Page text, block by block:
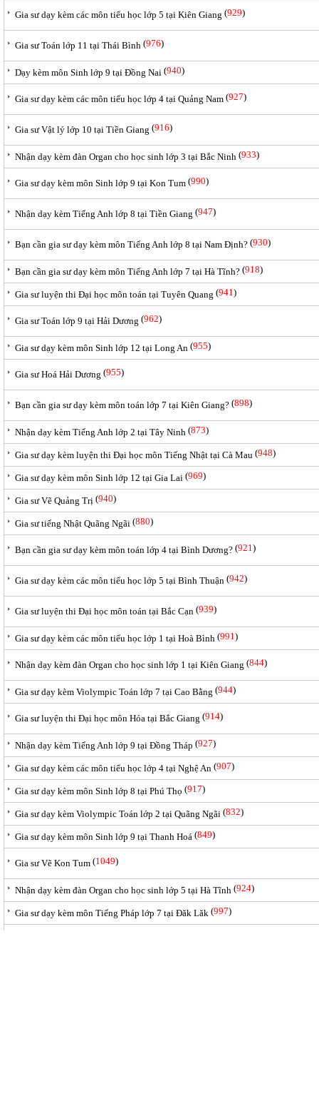
Gia sư dạy kèm các môn tiểu học lớp 5 tại Kiên Giang (929)
Gia sư Toán lớp 11 tại Thái Bình (976)
Dạy kèm môn Sinh lớp 9 tại Đồng Nai (940)
Gia sư dạy kèm các môn tiểu học lớp 4 tại Quảng Nam (927)
Gia sư Vật lý lớp 10 tại Tiền Giang (916)
Nhận dạy kèm đàn Organ cho học sinh lớp 3 tại Bắc Ninh (933)
Gia sư dạy kèm môn Sinh lớp 9 tại Kon Tum (990)
Nhận dạy kèm Tiếng Anh lớp 8 tại Tiền Giang (947)
Bạn cần gia sư dạy kèm môn Tiếng Anh lớp 8 tại Nam Định? (930)
Bạn cần gia sư dạy kèm môn Tiếng Anh lớp 7 tại Hà Tĩnh? (918)
Gia sư luyện thi Đại học môn toán tại Tuyên Quang (941)
Gia sư Toán lớp 9 tại Hải Dương (962)
Gia sư dạy kèm môn Sinh lớp 12 tại Long An (955)
Gia sư Hoá Hải Dương (955)
Bạn cần gia sư dạy kèm môn toán lớp 7 tại Kiên Giang? (898)
Nhận dạy kèm Tiếng Anh lớp 2 tại Tây Ninh (873)
Gia sư dạy kèm luyện thi Đại học môn Tiếng Nhật tại Cà Mau (948)
Gia sư dạy kèm môn Sinh lớp 12 tại Gia Lai (969)
Gia sư Vẽ Quảng Trị (940)
Gia sư tiếng Nhật Quãng Ngãi (880)
Bạn cần gia sư dạy kèm môn toán lớp 4 tại Bình Dương? (921)
Gia sư dạy kèm các môn tiểu học lớp 5 tại Bình Thuận (942)
Gia sư luyện thi Đại học môn toán tại Bắc Cạn (939)
Gia sư dạy kèm các môn tiểu học lớp 1 tại Hoà Bình (991)
Nhận dạy kèm đàn Organ cho học sinh lớp 1 tại Kiên Giang (844)
Gia sư dạy kèm Violympic Toán lớp 7 tại Cao Bằng (944)
Gia sư luyện thi Đại học môn Hóa tại Bắc Giang (914)
Nhận dạy kèm Tiếng Anh lớp 9 tại Đồng Tháp (927)
Gia sư dạy kèm các môn tiểu học lớp 4 tại Nghệ An (907)
Gia sư dạy kèm môn Sinh lớp 8 tại Phú Thọ (917)
Gia sư dạy kèm Violympic Toán lớp 2 tại Quãng Ngãi (832)
Gia sư dạy kèm môn Sinh lớp 9 tại Thanh Hoá (849)
Gia sư Vẽ Kon Tum (1049)
Nhận dạy kèm đàn Organ cho học sinh lớp 5 tại Hà Tĩnh (924)
Gia sư dạy kèm môn Tiếng Pháp lớp 7 tại Đăk Lăk (997)